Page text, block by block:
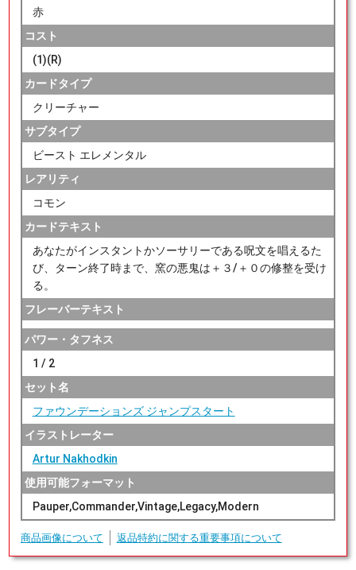
赤
コスト
(1)(R)
カードタイプ
クリーチャー
サブタイプ
ビースト エレメンタル
レアリティ
コモン
カードテキスト
あなたがインスタントかソーサリーである呪文を唱えるた
び、ターン終了時まで、窯の悪鬼は＋３/＋０の修整を受け
る。
フレーバーテキスト
パワー・タフネス
1 / 2
セット名
ファウンデーションズ ジャンプスタート
イラストレーター
Artur Nakhodkin
使用可能フォーマット
Pauper,Commander,Vintage,Legacy,Modern
商品画像について 返品特約に関する重要事項について